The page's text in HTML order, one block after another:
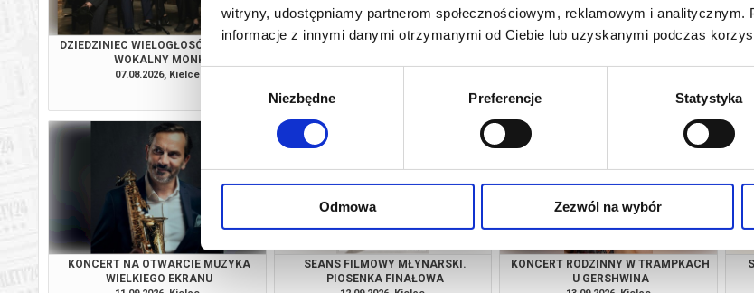
witryny, udostępniamy partnerom społecznościowym, reklamowym i analitycznym.
informacje z innymi danymi otrzymanymi od Ciebie lub uzyskanymi podczas
Niezbędne Preferencje Statystyka
Odmowa Zezwól na wybór
DZIEDZINIEC WIELOGŁOSÓW ZESPÓŁ
WOKALNY MONK
07.08.2026, Kielce
KONCERT POLSKIEGO NARODOWEGO
kup bilet
EFEKT CHOPINA MICHAŁ BASISTA
kup bilet
KONCERT NA OTWARCIE MUZYKA
WIELKIEGO EKRANU
SEANS FILMOWY MŁYNARSKI.
PIOSENKA FINAŁOWA
KONCERT RODZINNY W TRAMPKACH
U GERSHWINA